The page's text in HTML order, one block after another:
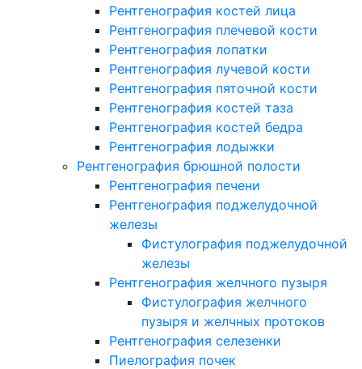
Рентгенография костей лица
Рентгенография плечевой кости
Рентгенография лопатки
Рентгенография лучевой кости
Рентгенография пяточной кости
Рентгенография костей таза
Рентгенография костей бедра
Рентгенография лодыжки
Рентгенография брюшной полости
Рентгенография печени
Рентгенография поджелудочной
железы
Фистулография поджелудочной
железы
Рентгенография желчного пузыря
Фистулография желчного
пузыря и желчных протоков
Рентгенография селезенки
Пиелография почек